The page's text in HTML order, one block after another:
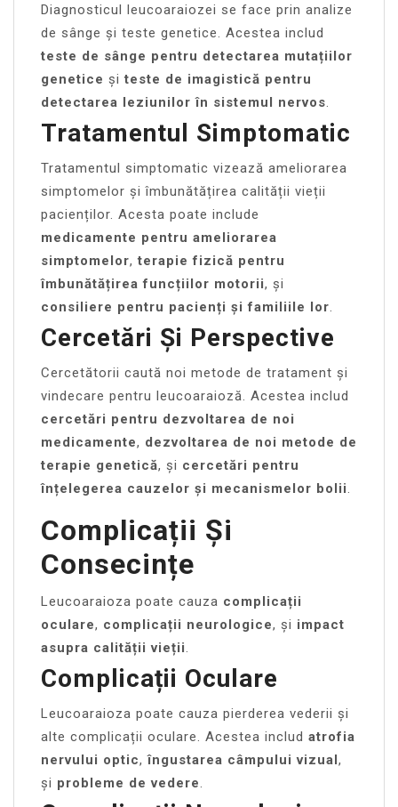
Diagnosticul leucoaraiozei se face prin analize
de sânge și teste genetice. Acestea includ
teste de sânge pentru detectarea mutațiilor
genetice șiteste de imagistică pentru
detectarea leziunilor în sistemul nervos.
Tratamentul Simptomatic
Tratamentul simptomatic vizează ameliorarea
simptomelor și îmbunătățirea calității vieții
pacienților. Acesta poate include
medicamente pentru ameliorarea
simptomelor,terapie fizică pentru
îmbunătățirea funcțiilor motorii, și
consiliere pentru pacienți și familiile lor.
Cercetări Și Perspective
Cercetătorii caută noi metode de tratament și
vindecare pentru leucoaraioză. Acestea includ
cercetări pentru dezvoltarea de noi
medicamente, dezvoltarea de noi metode de
terapie genetică, și cercetări pentru
înțelegerea cauzelor și mecanismelor bolii.
Complicații Și
Consecințe
Leucoaraioza poate cauza complicații
oculare, complicații neurologice, și impact
asupra calității vieții.
Complicații Oculare
Leucoaraioza poate cauza pierderea vederii și
alte complicații oculare. Acestea includ atrofia
nervului optic,îngustarea câmpului vizual,
și probleme de vedere.